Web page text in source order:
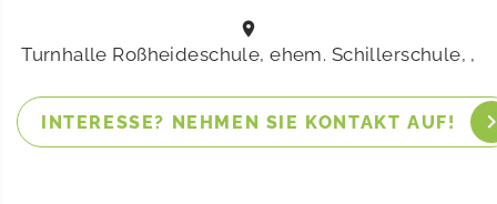
Turnhalle Roßheideschule, ehem. Schillerschule, ,
INTERESSE? NEHMEN SIE KONTAKT AUF!